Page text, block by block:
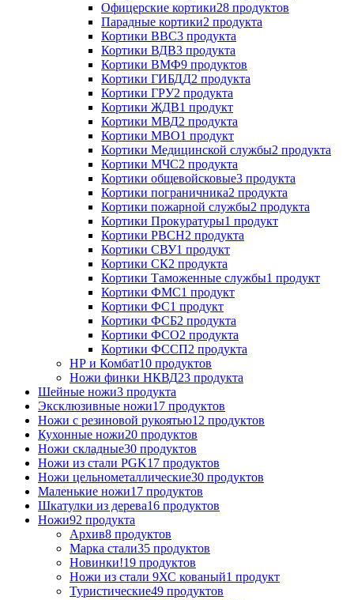
Офицерские кортики28 продуктов
Парадные кортики2 продукта
Кортики ВВС3 продукта
Кортики ВДВ3 продукта
Кортики ВМФ9 продуктов
Кортики ГИБДД2 продукта
Кортики ГРУ2 продукта
Кортики ЖДВ1 продукт
Кортики МВД2 продукта
Кортики МВО1 продукт
Кортики Медицинской службы2 продукта
Кортики МЧС2 продукта
Кортики общевойсковые3 продукта
Кортики пограничника2 продукта
Кортики пожарной службы2 продукта
Кортики Прокуратуры1 продукт
Кортики РВСН2 продукта
Кортики СВУ1 продукт
Кортики СК2 продукта
Кортики Таможенные службы1 продукт
Кортики ФМС1 продукт
Кортики ФС1 продукт
Кортики ФСБ2 продукта
Кортики ФСО2 продукта
Кортики ФССП2 продукта
НР и Комбат10 продуктов
Ножи финки НКВД23 продукта
Шейные ножи3 продукта
Эксклюзивные ножи17 продуктов
Ножи с резиновой рукоятью12 продуктов
Кухонные ножи20 продуктов
Ножи складные30 продуктов
Ножи из стали PGK17 продуктов
Ножи цельнометаллические30 продуктов
Маленькие ножи17 продуктов
Шкатулки из дерева16 продуктов
Ножи92 продукта
Архив8 продуктов
Марка стали35 продуктов
Новинки!19 продуктов
Ножи из стали 9ХС кованый1 продукт
Туристические49 продуктов